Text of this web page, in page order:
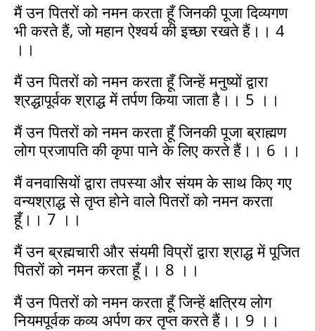
मैं उन पितरों को नमन करता हूँ जिनकी पूजा दिव्यगण
भी करते हैं, जो महान ऐश्वर्य की इच्छा रखते हैं।। 4
।।
मैं उन पितरों को नमन करता हूँ जिन्हें मनुष्यों द्वारा
श्रद्धापूर्वक श्राद्ध में तर्पण किया जाता है।। 5 ।।
मैं उन पितरों को नमन करता हूँ जिनकी पूजा ब्राह्मण
लोग प्रजापति की कृपा पाने के लिए करते हैं।। 6 ।।
मैं वनवासियों द्वारा तपस्या और संयम के साथ किए गए
वन्यश्राद्ध से तृप्त होने वाले पितरों को नमन करता
हूँ।। 7 ।।
मैं उन ब्रह्मचारी और संयमी विप्रों द्वारा श्राद्ध में पूजित
पितरों को नमन करता हूँ।। 8 ।।
मैं उन पितरों को नमन करता हूँ जिन्हें क्षत्रिय लोग
नियमपूर्वक कव्य अर्पण कर तृप्त करते हैं।। 9 ।।